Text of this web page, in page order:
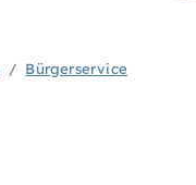
Bürgerservice